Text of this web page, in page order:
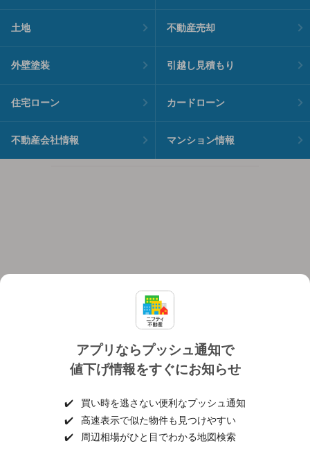
アプリならプッシュ通知で
値下げ情報をすぐにお知らせ
✔️
買い時を逃さない便利なプッシュ通知
✔️
高速表示で似た物件も見つけやすい
✔️
周辺相場がひと目でわかる地図検索
土地 不動産売却
外壁塗装 引越し見積もり
住宅ローン カードローン
不動産会社情報 マンション情報
個人情報保護ポリシー 利用規約
ヘルプ・お問い合わせ 採用情報